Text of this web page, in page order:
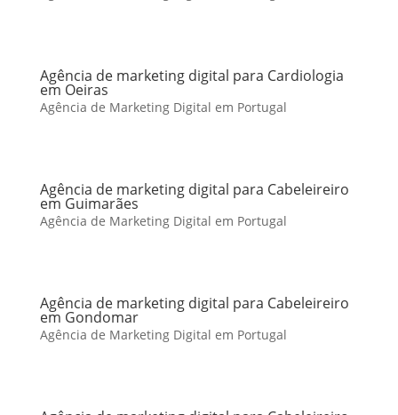
Agência de marketing digital para Cardiologia
em Oeiras
Agência de Marketing Digital em Portugal
Agência de marketing digital para Cabeleireiro
em Guimarães
Agência de Marketing Digital em Portugal
Agência de marketing digital para Cabeleireiro
em Gondomar
Agência de Marketing Digital em Portugal